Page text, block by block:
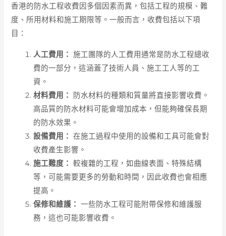
香港的防水工程收費因多個因素而異，包括工程的規模、難
度、所用材料和施工期限等。一般而言，收費包括以下項
目：
人工費用： 施工團隊的人工費用通常是防水工程總收
費的一部分，這涵蓋了技術人員、施工工人等的工
資。
材料費用：
防水材料的種類和質量將直接影響收費。
高品質的防水材料可能會增加成本，但能夠確保長期
的防水效果。
設備費用： 在施工過程中使用的設備和工具可能會對
收費產生影響。
施工難度： 較複雜的工程，如曲線表面、特殊結構
等，可能需要更多的勞動和時間，因此收費也會相應
提高。
保修和維護： 一些防水工程可能附帶保修和維護服
務，這也可能影響收費。